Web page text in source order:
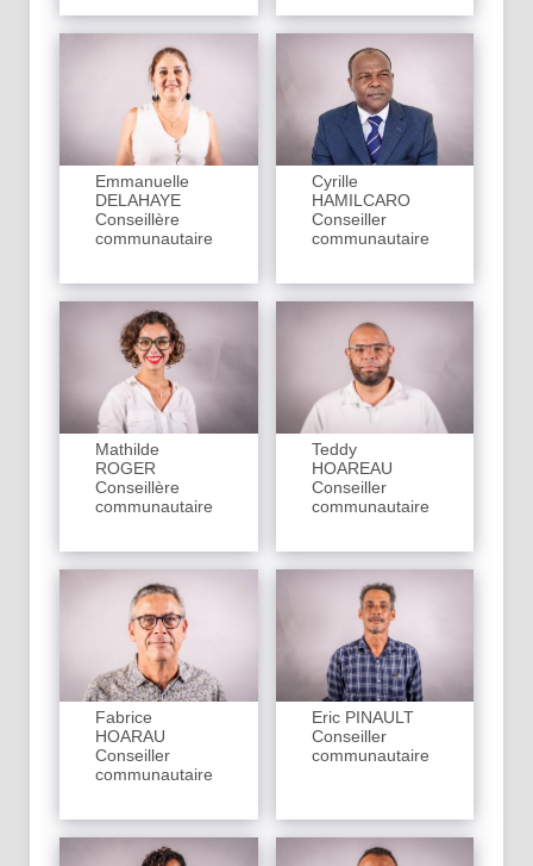
Emmanuelle
DELAHAYE
Conseillère
communautaire
Cyrille
HAMILCARO
Conseiller
communautaire
Mathilde
ROGER
Conseillère
communautaire
Teddy
HOAREAU
Conseiller
communautaire
Fabrice
HOARAU
Conseiller
communautaire
Eric PINAULT
Conseiller
communautaire